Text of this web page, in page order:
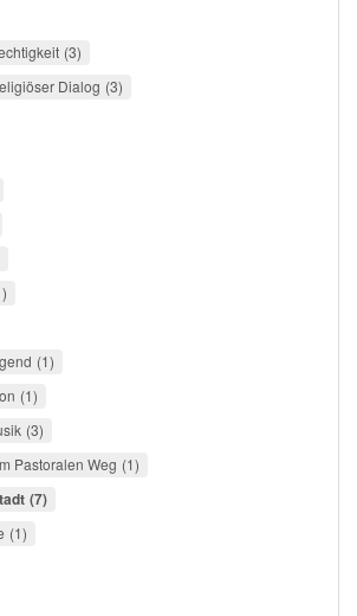
3
Dialog 3
1
1
3
Pastoralen Weg 1
7
1